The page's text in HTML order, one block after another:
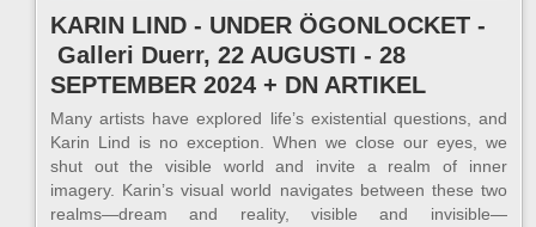
KARIN LIND - UNDER ÖGONLOCKET -
Galleri Duerr, 22 AUGUSTI - 28
SEPTEMBER 2024 + DN ARTIKEL
Many artists have explored life’s existential questions, and
Karin Lind is no exception. When we close our eyes, we
shut out the visible world and invite a realm of inner
imagery. Karin’s visual world navigates between these two
realms—dream and reality, visible and invisible—